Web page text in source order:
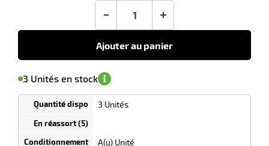
+
Ajouter au panier
de
commande
3 Unités en stock
de
(5)
Tarif
selon
quantité
3 Unités
A(u) Unité